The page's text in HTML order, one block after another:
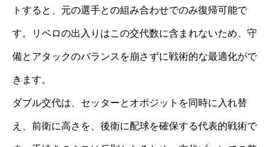
トすると、元の選手との組み合わせでのみ復帰可能で
す。リベロの出入りはこの交代数に含まれないため、守
備とアタックのバランスを崩さずに戦術的な最適化がで
きます。
ダブル交代は、セッターとオポジットを同時に入れ替
え、前衛に高さを、後衛に配球を確保する代表的戦術で